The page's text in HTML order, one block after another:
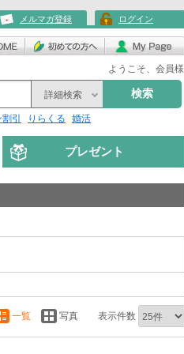
メルマガ登録 ログイン
ようこそ、会員様
詳細検索 検索
引 りらくる 婚活
プレゼント
一覧 写真 表示件数